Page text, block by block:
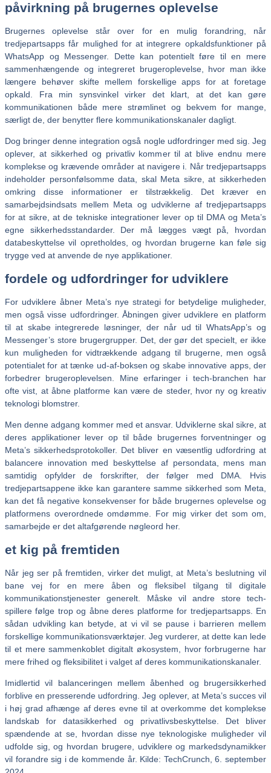
påvirkning på brugernes oplevelse
Brugernes oplevelse står over for en mulig forandring, når
tredjepartsapps får mulighed for at integrere opkaldsfunktioner på
WhatsApp og Messenger. Dette kan potentielt føre til en mere
sammenhængende og integreret brugeroplevelse, hvor man ikke
længere behøver skifte mellem forskellige apps for at foretage
opkald. Fra min synsvinkel virker det klart, at det kan gøre
kommunikationen både mere strømlinet og bekvem for mange,
særligt de, der benytter flere kommunikationskanaler dagligt.
Dog bringer denne integration også nogle udfordringer med sig. Jeg
oplever, at sikkerhed og privatliv kommer til at blive endnu mere
komplekse og krævende områder at navigere i. Når tredjepartsapps
indeholder personfølsomme data, skal Meta sikre, at sikkerheden
omkring disse informationer er tilstrækkelig. Det kræver en
samarbejdsindsats mellem Meta og udviklerne af tredjepartsapps
for at sikre, at de tekniske integrationer lever op til DMA og Meta’s
egne sikkerhedsstandarder. Der må lægges vægt på, hvordan
databeskyttelse vil opretholdes, og hvordan brugerne kan føle sig
trygge ved at anvende de nye applikationer.
fordele og udfordringer for udviklere
For udviklere åbner Meta’s nye strategi for betydelige muligheder,
men også visse udfordringer. Åbningen giver udviklere en platform
til at skabe integrerede løsninger, der når ud til WhatsApp’s og
Messenger’s store brugergrupper. Det, der gør det specielt, er ikke
kun muligheden for vidtrækkende adgang til brugerne, men også
potentialet for at tænke ud-af-boksen og skabe innovative apps, der
forbedrer brugeroplevelsen. Mine erfaringer i tech-branchen har
ofte vist, at åbne platforme kan være de steder, hvor ny og kreativ
teknologi blomstrer.
Men denne adgang kommer med et ansvar. Udviklerne skal sikre, at
deres applikationer lever op til både brugernes forventninger og
Meta’s sikkerhedsprotokoller. Det bliver en væsentlig udfordring at
balancere innovation med beskyttelse af persondata, mens man
samtidig opfylder de forskrifter, der følger med DMA. Hvis
tredjepartsappene ikke kan garantere samme sikkerhed som Meta,
kan det få negative konsekvenser for både brugernes oplevelse og
platformens overordnede omdømme. For mig virker det som om,
samarbejde er det altafgørende nøgleord her.
et kig på fremtiden
Når jeg ser på fremtiden, virker det muligt, at Meta’s beslutning vil
bane vej for en mere åben og fleksibel tilgang til digitale
kommunikationstjenester generelt. Måske vil andre store tech-
spillere følge trop og åbne deres platforme for tredjepartsapps. En
sådan udvikling kan betyde, at vi vil se pause i barrieren mellem
forskellige kommunikationsværktøjer. Jeg vurderer, at dette kan lede
til et mere sammenkoblet digitalt økosystem, hvor forbrugerne har
mere frihed og fleksibilitet i valget af deres kommunikationskanaler.
Imidlertid vil balanceringen mellem åbenhed og brugersikkerhed
forblive en presserende udfordring. Jeg oplever, at Meta’s succes vil
i høj grad afhænge af deres evne til at overkomme det komplekse
landskab for datasikkerhed og privatlivsbeskyttelse. Det bliver
spændende at se, hvordan disse nye teknologiske muligheder vil
udfolde sig, og hvordan brugere, udviklere og markedsdynamikker
vil forandre sig i de kommende år. Kilde: TechCrunch, 6. september